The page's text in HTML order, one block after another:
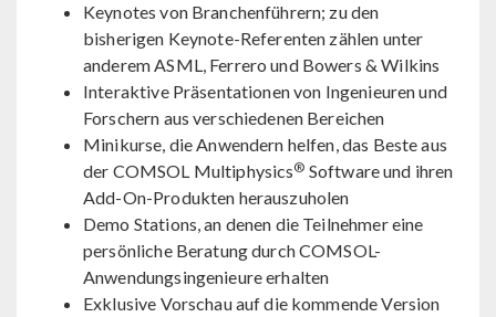
Keynotes von Branchenführern; zu den
bisherigen Keynote-Referenten zählen unter
anderem ASML, Ferrero und Bowers & Wilkins
Interaktive Präsentationen von Ingenieuren und
Forschern aus verschiedenen Bereichen
Minikurse, die Anwendern helfen, das Beste aus
der COMSOL Multiphysics® Software und ihren
Add-On-Produkten herauszuholen
Demo Stations, an denen die Teilnehmer eine
persönliche Beratung durch COMSOL-
Anwendungsingenieure erhalten
Exklusive Vorschau auf die kommende Version